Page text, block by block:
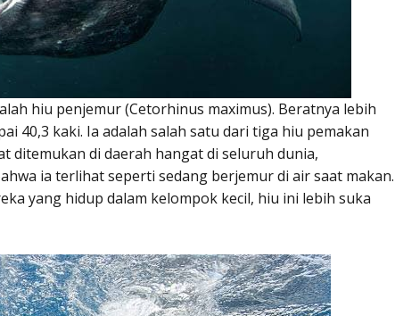
hiu penjemur (Cetorhinus maximus). Beratnya lebih
40,3 kaki. Ia adalah salah satu dari tiga hiu pemakan
ditemukan di daerah hangat di seluruh dunia,
ia terlihat seperti sedang berjemur di air saat makan.
yang hidup dalam kelompok kecil, hiu ini lebih suka